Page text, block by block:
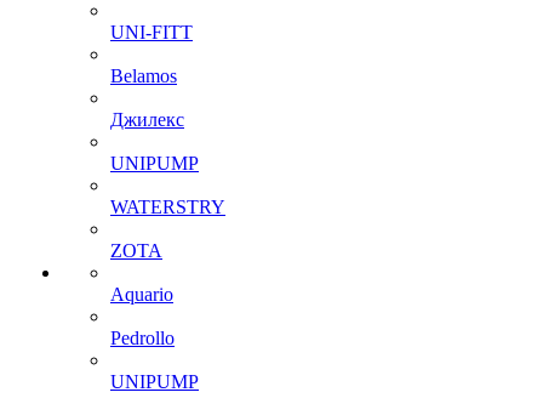
UNI-FITT
Belamos
Джилекс
UNIPUMP
WATERSTRY
ZOTA
Aquario
Pedrollo
UNIPUMP